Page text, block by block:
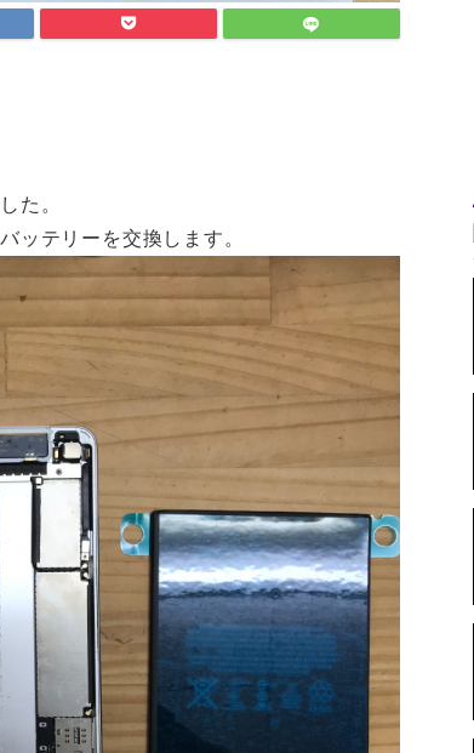
た。
ッテリーを交換します。